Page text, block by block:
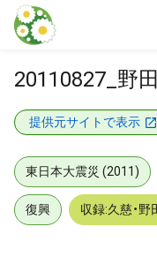
本文に飛ぶ
20110827_野
提供元サイトで表示
東日本大震災 (2011)
復興 収録:久慈・